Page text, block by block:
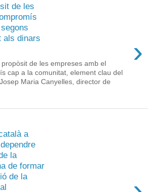
de les
als dinars
›
de les empreses amb el
cap a la comunitat, element clau del
Maria Canyelles, director de
a
la
de formar
de la